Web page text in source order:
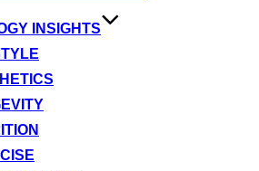
INSIGHTS